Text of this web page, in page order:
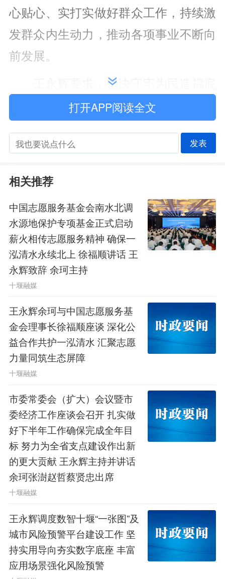
心贴心、实打实做好群众工作，持续激
发群众内生动力，推动各项事业不断向
前发展。
王永辉要求，坚决守牢为民造福底
线红线。坚持实事求是、尽力而为、量
力而行，切实以“功成不必在我”的精神
境界和“功成必定有我”的历史担当，踏
的实事，为后人作铺垫、打基础、利长
远的好事，努力在服务人民、造福人民
中加快鄂西区域性中心城市建设。
11
打开APP阅读全文
发表
相关推荐
中国志愿服务基金会南水北调
水源地保护专项基金正式启动
薪火相传志愿服务精神 确保一
泓清水永续北上 徐福顺讲话 王
永辉致辞 余珂主持
十堰融媒
王永辉余珂与中国志愿服务基
金会理事长徐福顺座谈 深化公
益合作共护一泓清水 汇聚志愿
力量同筑生态屏障
十堰融媒
市委常委会（扩大）会议暨市
委经济工作座谈会召开 扎实做
好下半年工作确保完成全年目
标 努力为全省支点建设作出新
的更大贡献 王永辉主持并讲话
余珂张澍赵哲蔡贤忠出席
十堰融媒
王永辉调度数智十堰“一张图”及
城市风险预警平台建设工作 坚
持实用导向夯实数字底座 丰富
应用场景强化风险预警